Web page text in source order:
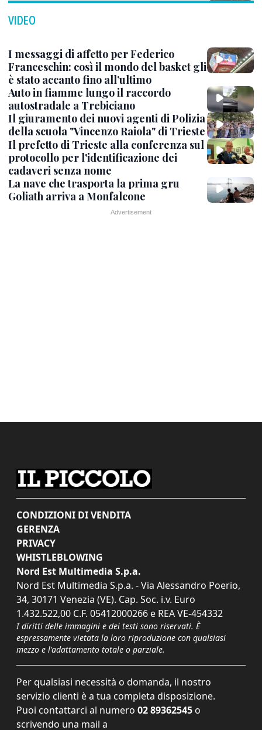
VIDEO
I messaggi di affetto per Federico
Franceschin: così il mondo del basket gli
è stato accanto fino all’ultimo
Auto in fiamme lungo il raccordo
autostradale a Trebiciano
Il giuramento dei nuovi agenti di Polizia
della scuola "Vincenzo Raiola" di Trieste
Il prefetto di Trieste alla conferenza sul
protocollo per l'identificazione dei
cadaveri senza nome
La nave che trasporta la prima gru
Goliath arriva a Monfalcone
CONDIZIONI DI VENDITA
GERENZA
PRIVACY
WHISTLEBLOWING
Nord Est Multimedia S.p.a.
Nord Est Multimedia S.p.a. - Via Alessandro Poerio,
34, 30171 Venezia (VE). Cap. Soc. i.v. Euro
1.432.522,00 C.F. 05412000266 e REA VE-454332
I diritti delle immagini e dei testi sono riservati. È
espressamente vietata la loro riproduzione con qualsiasi
mezzo e l'adattamento totale o parziale.
Per qualsiasi necessità o domanda, il nostro
servizio clienti è a tua completa disposizione.
Puoi contattarci al numero 02 89362545 o
scrivendo una mail a